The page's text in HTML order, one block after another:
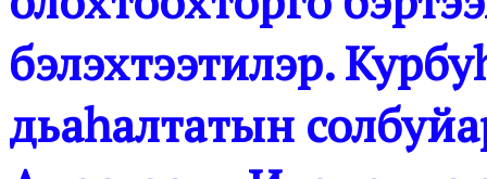
бэлэхтээтилэр.
дьаһалтатын